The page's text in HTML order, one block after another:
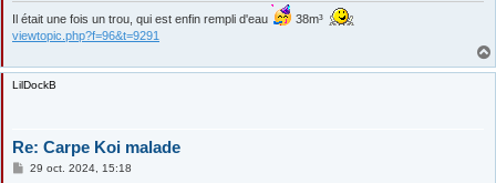
Il était une fois un trou, qui est enfin rempli d'eau
38m³
viewtopic.php?f=96&t=9291
LilDockB
Re: Carpe Koi malade
M29 oct. 2024, 15:18